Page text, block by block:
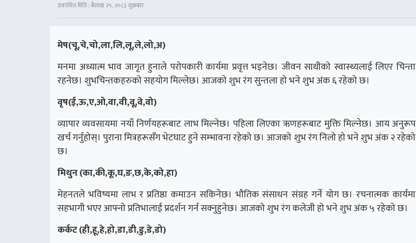
प्रकाशित मिति : बैशाख २५, २०८३ शुक्रबार
मेष(चू,चे,चो,ला,लि,लू,ले,लो,अ)
मनमा अध्यात्म भाव जागृत हुनाले परोपकारी कार्यमा प्रवृत्त भइनेछ। जीवन साथीको स्वास्थ्यलाई लिएर चिन्ता
रहनेछ। शुभचिन्तकहरुको सहयोग मिल्लेछ। आजको शुभ रंग सुन्तला हो भने शुभ अंक ६ रहेको छ।
वृष(ई,ऊ,ए,ओ,वा,वी,वू,वे,वो)
व्यापार व्यवसायमा नयाँ निर्णयहरूबाट लाभ मिल्नेछ। पहिला लिएका ऋणहरूबाट मुक्ति मिल्नेछ। आय अनुरूप
खर्च गर्नुहोस्। पुराना मित्रहरूसँग भेटघाट हुने सम्भावना रहेको छ। आजको शुभ रंग निलो हो भने शुभ अंक २ रहेको
छ।
मिथुन (का,की,कू,घ,ङ,छ,के,को,हा)
मेहनतले भविष्यमा लाभ र प्रतिष्ठा कमाउन सकिनेछ। भौतिक संसाधन संग्रह गर्ने योग छ। रचनात्मक कार्यमा
सहभागी भएर आफ्नो प्रतिभालाई प्रदर्शन गर्न सक्नुहुनेछ। आजको शुभ रंग कलेजी हो भने शुभ अंक ५ रहेको छ।
कर्कट (ही,हू,हे,हो,डा,डी,डु,डे,डो)